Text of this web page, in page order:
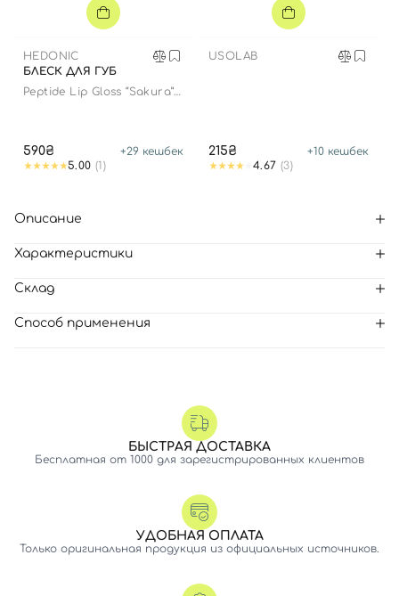
HEDONIC
БЛЕСК ДЛЯ ГУБ
Peptide Lip Gloss “Sakura”
590₴ +29 кешбек
5.00 (1)
USOLAB
215₴ +10 кешбек
4.67 (3)
Описание
Характеристики
Склад
Способ применения
БЫСТРАЯ ДОСТАВКА
Бесплатная от 1000 для зарегистрированных клиентов
УДОБНАЯ ОПЛАТА
Только оригинальная продукция из официальных источников.